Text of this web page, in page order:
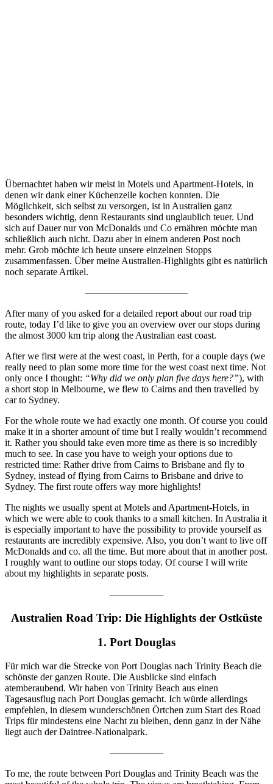
Übernachtet haben wir meist in Motels und Apartment-Hotels, in
denen wir dank einer Küchenzeile kochen konnten. Die
Möglichkeit, sich selbst zu versorgen, ist in Australien ganz
besonders wichtig, denn Restaurants sind unglaublich teuer. Und
sich auf Dauer nur von McDonalds und Co ernähren möchte man
schließlich auch nicht. Dazu aber in einem anderen Post noch
mehr. Grob möchte ich heute unsere einzelnen Stopps
zusammenfassen. Über meine Australien-Highlights gibt es natürlich
noch separate Artikel.
——————————–
After many of you asked for a detailed report about our road trip
route, today I’d like to give you an overview over our stops during
the almost 3000 km trip along the Australian east coast.
After we first were at the west coast, in Perth, for a couple days (we
really need to plan some more time for the west coast next time. Not
only once I thought: “Why did we only plan five days here?”), with
a short stop in Melbourne, we flew to Cairns and then travelled by
car to Sydney.
For the whole route we had exactly one month. Of course you could
make it in a shorter amount of time but I really wouldn’t recommend
it. Rather you should take even more time as there is so incredibly
much to see. In case you have to weigh your options due to
restricted time: Rather drive from Cairns to Brisbane and fly to
Sydney, instead of flying from Cairns to Brisbane and drive to
Sydney. The first route offers way more highlights!
The nights we usually spent at Motels and Apartment-Hotels, in
which we were able to cook thanks to a small kitchen. In Australia it
is especially important to have the possibility to provide yourself as
restaurants are incredibly expensive. Also, you don’t want to live off
McDonalds and co. all the time. But more about that in another post.
I roughly want to outline our stops today. Of course I will write
about my highlights in separate posts.
—————–
Australien Road Trip: Die Highlights der Ostküste
1. Port Douglas
Für mich war die Strecke von Port Douglas nach Trinity Beach die
schönste der ganzen Route. Die Ausblicke sind einfach
atemberaubend. Wir haben von Trinity Beach aus einen
Tagesausflug nach Port Douglas gemacht. Ich würde allerdings
empfehlen, in diesem wunderschönen Örtchen zum Start des Road
Trips für mindestens eine Nacht zu bleiben, denn ganz in der Nähe
liegt auch der Daintree-Nationalpark.
—————–
To me, the route between Port Douglas and Trinity Beach was the